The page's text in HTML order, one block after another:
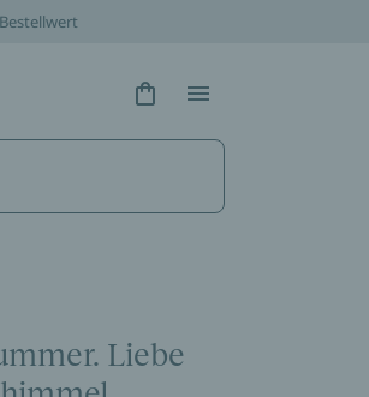
Hidden Text
Hidden Text
Liebe